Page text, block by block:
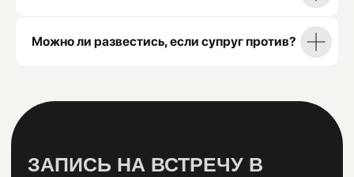
Можно ли развестись, если супруг против?